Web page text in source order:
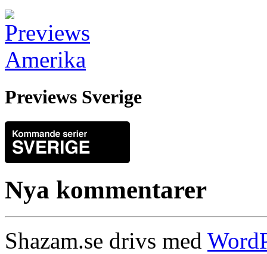
Previews Sverige
Nya kommentarer
Shazam.se drivs med